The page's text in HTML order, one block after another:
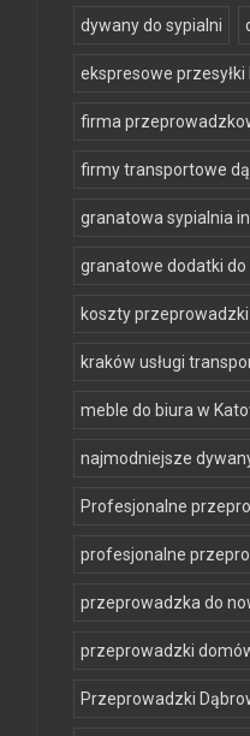
dywany do sypialni
ekspresowe przesyłki
firma
firmy transportowe
granatowa sypialnia
granatowe dodatki do
koszty przeprowadzki
kraków usługi
meble do biura w
najmodniejsze
Profesjonalne
profesjonalne
przeprowadzka do
przeprowadzki
Przeprowadzki